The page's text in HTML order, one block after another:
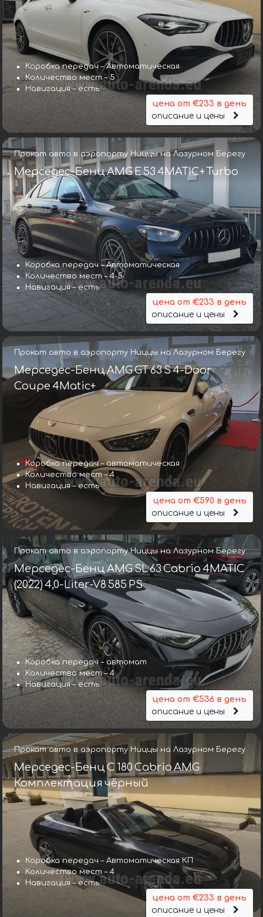
Коробка передач – Автоматическая
Количество мест – 5
Навигация – есть
цена от €233 в день
описание и цены
Прокат авто в аэропорту Ниццы на Лазурном Берегу
Мерседес-Бенц AMG E 53 4MATIC+ Turbo
Коробка передач – Автоматическая
Количество мест – 4-5
Навигация – есть
цена от €233 в день
описание и цены
Прокат авто в аэропорту Ниццы на Лазурном Берегу
Мерседес-Бенц AMG GT 63 S 4-Door
Coupe 4Matic+
Коробка передач – автоматическая
Количество мест – 4
Навигация – есть
цена от €590 в день
описание и цены
Прокат авто в аэропорту Ниццы на Лазурном Берегу
Мерседес-Бенц AMG SL 63 Cabrio 4MATIC
(2022) 4,0-Liter-V8 585 PS
Коробка передач – автомат
Количество мест – 4
Навигация – есть
цена от €536 в день
описание и цены
Прокат авто в аэропорту Ниццы на Лазурном Берегу
Мерседес-Бенц C 180 Cabrio AMG
Комплектация чёрный
Коробка передач – Автоматическая КП
Количество мест – 4
Навигация – есть
цена от €233 в день
описание и цены